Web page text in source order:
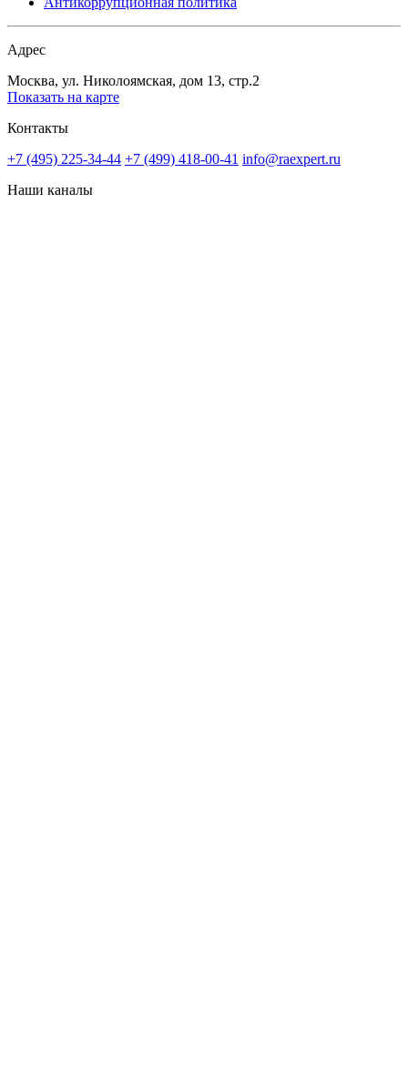
Адрес
Москва, ул. Николоямская, дом 13, стр.2
Показать на карте
Контакты
+7 (495) 225-34-44 +7 (499) 418-00-41 info@raexpert.ru
Наши каналы